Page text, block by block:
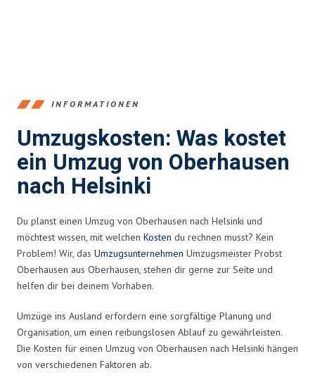
INFORMATIONEN
Umzugskosten: Was kostet
ein Umzug von Oberhausen
nach Helsinki
Du planst einen Umzug von Oberhausen nach Helsinki und
möchtest wissen, mit welchen Kosten du rechnen musst? Kein
Problem! Wir, das Umzugsunternehmen Umzugsmeister Probst
Oberhausen aus Oberhausen, stehen dir gerne zur Seite und
helfen dir bei deinem Vorhaben.
Umzüge ins Ausland erfordern eine sorgfältige Planung und
Organisation, um einen reibungslosen Ablauf zu gewährleisten.
Die Kosten für einen Umzug von Oberhausen nach Helsinki hängen
von verschiedenen Faktoren ab.